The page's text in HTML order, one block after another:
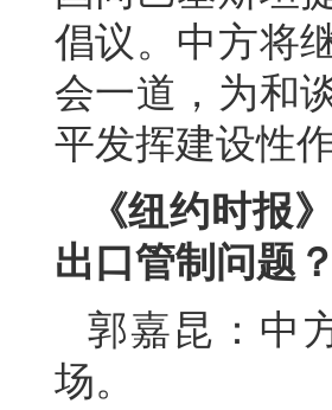
倡议。中方将
会一道，为和
平发挥建设性作
《纽约时报
出口管制问题？
郭嘉昆：中
场。